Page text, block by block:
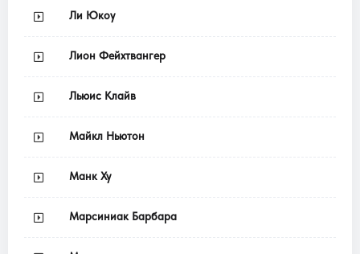
Ли Юкоу
Лион Фейхтвангер
Льюис Клайв
Майкл Ньютон
Манк Ху
Марсиниак Барбара